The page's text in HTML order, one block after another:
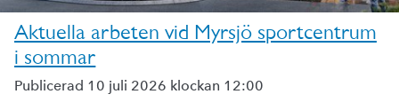
Aktuella arbeten vid Myrsjö sportcentrum
i sommar
Publicerad 10 juli 2026 klockan 12:00